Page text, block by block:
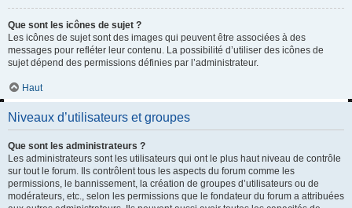
Que sont les icônes de sujet ?
Les icônes de sujet sont des images qui peuvent être associées à des
messages pour refléter leur contenu. La possibilité d’utiliser des icônes de
sujet dépend des permissions définies par l’administrateur.
Haut
Niveaux d’utilisateurs et groupes
Que sont les administrateurs ?
Les administrateurs sont les utilisateurs qui ont le plus haut niveau de contrôle
sur tout le forum. Ils contrôlent tous les aspects du forum comme les
permissions, le bannissement, la création de groupes d’utilisateurs ou de
modérateurs, etc., selon les permissions que le fondateur du forum a attribuées